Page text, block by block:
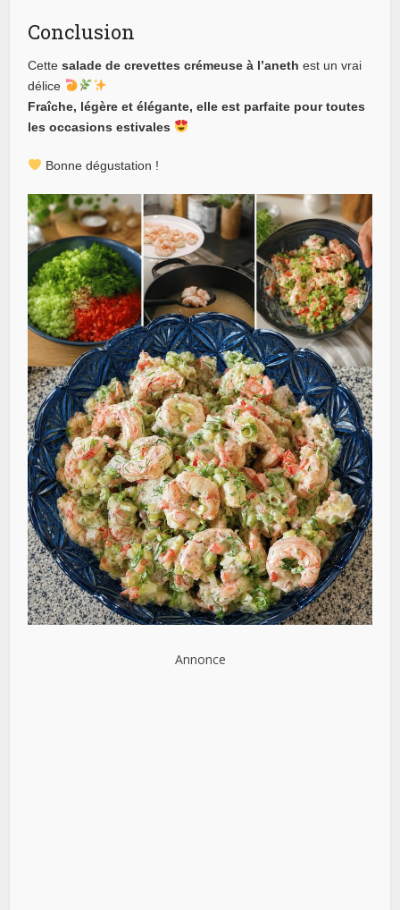
Conclusion
Cettesalade de crevettes crémeuse à l’aneth est un vrai
délice
Fraîche, légère et élégante, elle est parfaite pour toutes
les occasions estivales
Bonne dégustation !
Annonce